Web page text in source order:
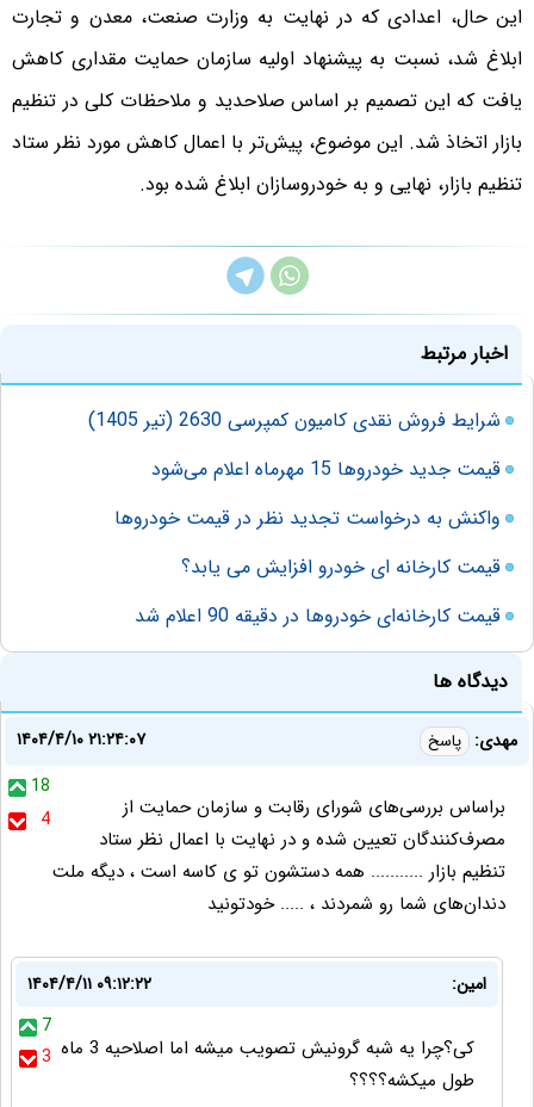
این حال، اعدادی که در نهایت به وزارت صنعت، معدن و تجارت
ابلاغ شد، نسبت به پیشنهاد اولیه سازمان حمایت مقداری کاهش
یافت که این تصمیم بر اساس صلاحدید و ملاحظات کلی در تنظیم
بازار اتخاذ شد. این موضوع، پیش‌تر با اعمال کاهش مورد نظر ستاد
تنظیم بازار، نهایی و به خودروسازان ابلاغ شده بود.
اخبار مرتبط
شرایط فروش نقدی کامیون کمپرسی 2630 (تیر 1405)
قیمت جدید خودروها 15 مهرماه اعلام می‌شود
واکنش به درخواست تجدید نظر در قیمت خودروها
قیمت کارخانه ای خودرو افزایش می یابد؟
قیمت کارخانه‌ای خودروها در دقیقه 90 اعلام شد
دیدگاه ها
مهدی: پاسخ
۱۴۰۴/۴/۱۰ ۲۱:۲۴:۰۷
18
4
براساس بررسی‌های شورای رقابت و سازمان حمایت از
مصرف‌کنندگان تعیین شده و در نهایت با اعمال نظر ستاد
تنظیم بازار ........... همه دستشون تو ی کاسه است ، دیگه ملت
دندان‌های شما رو شمردند ، ..... خودتونید
امین:
۱۴۰۴/۴/۱۱ ۰۹:۱۲:۲۲
7
3 کی؟چرا یه شبه گرونیش تصویب میشه اما اصلاحیه 3 ماه
طول میکشه؟؟؟؟